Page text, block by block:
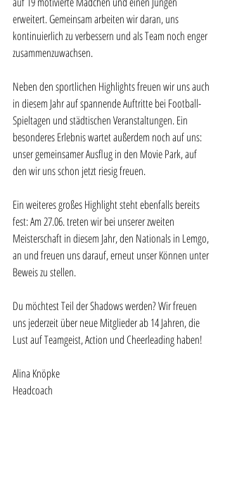
erweitert. Gemeinsam arbeiten wir daran, uns
kontinuierlich zu verbessern und als Team noch enger
zusammenzuwachsen.
Neben den sportlichen Highlights freuen wir uns auch
in diesem Jahr auf spannende Auftritte bei Football-
Spieltagen und städtischen Veranstaltungen. Ein
besonderes Erlebnis wartet außerdem noch auf uns:
unser gemeinsamer Ausflug in den Movie Park, auf
den wir uns schon jetzt riesig freuen.
Ein weiteres großes Highlight steht ebenfalls bereits
fest: Am 27.06. treten wir bei unserer zweiten
Meisterschaft in diesem Jahr, den Nationals in Lemgo,
an und freuen uns darauf, erneut unser Können unter
Beweis zu stellen.
Du möchtest Teil der Shadows werden? Wir freuen
uns jederzeit über neue Mitglieder ab 14 Jahren, die
Lust auf Teamgeist, Action und Cheerleading haben!
Alina Knöpke
Headcoach